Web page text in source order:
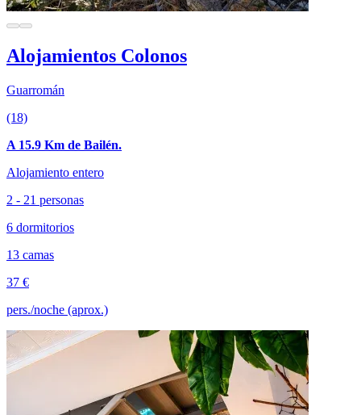
Alojamientos Colonos
Guarromán
(18)
A 15.9 Km de Bailén.
Alojamiento entero
2 - 21 personas
6 dormitorios
13 camas
37 €
pers./noche (aprox.)